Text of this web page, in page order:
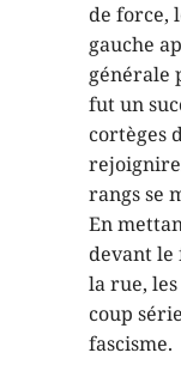
de force,
gauche
générale
fut un
cortèges
rangs se
En
devant le
la rue,
coup
fascisme.